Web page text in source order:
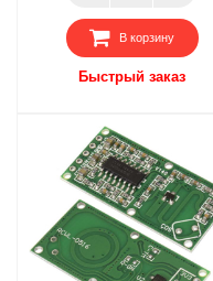
В корзину
Быстрый заказ